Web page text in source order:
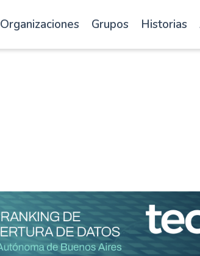
Organizaciones Grupos Historias